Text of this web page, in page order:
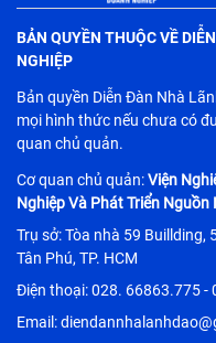
BẢN QUYỀN THUỘC VỀ
NGHIỆP
Bản quyền Diễn Đàn Nhà
mọi hình thức nếu chưa có
quan chủ quản.
Cơ quan chủ quản:Viện
Nghiệp Và Phát Triển Nguồn
Trụ sở: Tòa nhà 59 Buillding,
Tân Phú, TP. HCM
Điện thoại: 028. 66863.775 -
Email: